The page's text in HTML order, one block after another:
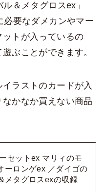
＆メタグロスex」
必要なダメカンやマー
トが入っているの
ぶことができます。
ラストのカードが入
かなか買えない商品
セットex マリィのモ
ーロンゲex ／ダイゴの
メタグロスexの収録